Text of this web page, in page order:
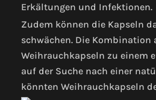
Erkältungen und Infektionen.
Zudem können die Kapseln
schwächen. Die
Weihrauchkapseln zu einem
auf der Suche nach einer
könnten Weihrauchkapseln